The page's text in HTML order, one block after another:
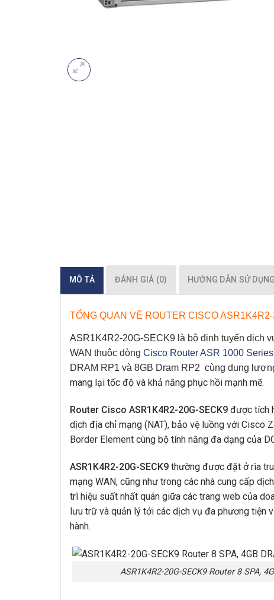
MÔ TẢ ĐÁNH GIÁ (0) HƯỚNG DẪN SỬ DỤNG
TỔNG QUAN VỀ ROUTER CISCO
ASR1K4R2-20G-SECK9 là bộ định tuyến dịch
WAN thuộc dòng Cisco Router ASR 1000 Series
DRAM RP1 và 8GB Dram RP2 cùng dung
mang lại tốc độ và khả năng phục hồi mạnh mẽ.
Router Cisco ASR1K4R2-20G-SECK9 được tích
dịch địa chỉ mạng (NAT), bảo vệ luồng với Cisco
Border Element cùng bộ tính năng đa dạng của
ASR1K4R2-20G-SECK9 thường được đặt ở rìa
mạng WAN, cũng như trong các nhà cung cấp
trì hiệu suất nhất quán giữa các trang web của
lưu trữ và quản lý tới các dịch vụ đa phương tiện
hành.
ASR1K4R2-20G-SECK9 Router 8 SPA,